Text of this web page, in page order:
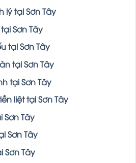
lý tại Sơn Tây
Sơn Tây
tại Sơn Tây
tại Sơn Tây
tại Sơn Tây
liệt tại Sơn Tây
Tây
Sơn Tây
Tây